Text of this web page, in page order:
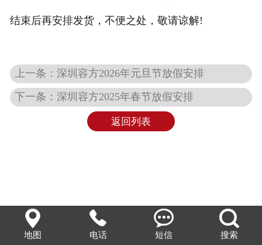
结束后再安排发货，不便之处，敬请谅解!
上一条：深圳容方2026年元旦节放假安排
下一条：深圳容方2025年春节放假安排
返回列表

地图

电话

短信

搜索